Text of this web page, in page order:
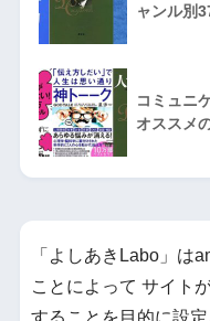
ャンル別
コミュニ
オススメ
「よしあきLabo」は
ことによって サイト
することを目的に設